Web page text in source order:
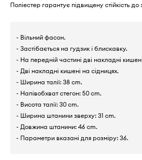
Поліестер гарантує підвищену стійкість до
- Вільний фасон.
- Застібається на гудзик і блискавку.
- На передній частині дві накладні
- Дві накладні кишені на сідницях.
- Ширина талії: 38 cm.
- Напівобхват стегон: 50 cm.
- Висота талії: 30 cm.
- Ширина штанини зверху: 31 cm.
- Довжина штанини: 46 cm.
- Параметри вказані для розміру: 36.